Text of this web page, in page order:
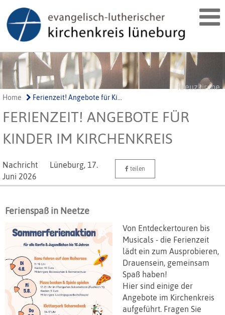
Kreuzkirche
Home Ferienzeit! Angebote für Ki...
FERIENZEIT! ANGEBOTE FÜR
KINDER IM KIRCHENKREIS
Nachricht Lüneburg, 17.
Juni 2026
teilen
Ferienspaß in Neetze
Von Entdeckertouren bis
Musicals - die Ferienzeit
lädt ein zum Ausprobieren,
Drauensein, gemeinsam
Spaß haben!
Hier sind einige der
Angebote im Kirchenkreis
aufgeführt. Fragen Sie